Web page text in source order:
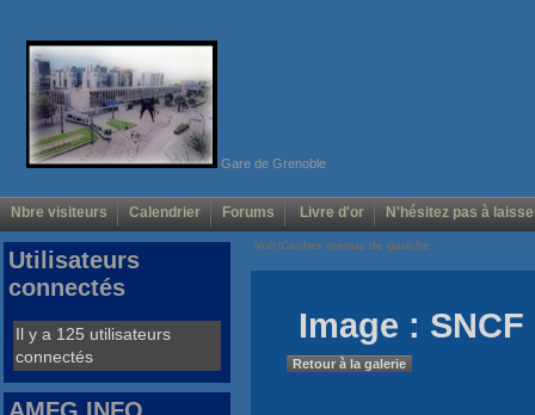
Gare de Grenoble
Nbre visiteurs Calendrier Forums Livre d'or N'hésitez pas à
Voir/Cacher menus de gauche
Image :
Retour à la galerie
Utilisateurs
connectés
Il y a 125 utilisateurs
connectés